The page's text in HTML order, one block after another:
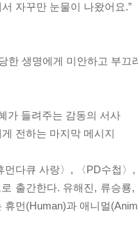
자꾸만 눈물이 나왔어요.”
한 생명에게 미안하고 부끄
가 들려주는 감동의 서사
전하는 마지막 메시지
먼다큐 사랑〉, 〈PD수첩
로 출간한다. 유해진, 류승
휴먼(Human)과 애니멀